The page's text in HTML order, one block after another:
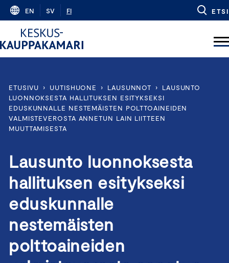
Skip
content
EN SV FI ETSI
ETUSIVU › UUTISHUONE › LAUSUNNOT ›
LAUSUNTO
LUONNOKSESTA HALLITUKSEN ESITYKSEKSI
EDUSKUNNALLE NESTEMÄISTEN POLTTOAINEIDEN
VALMISTEVEROSTA ANNETUN LAIN LIITTEEN
MUUTTAMISESTA
Lausunto luonnoksesta
hallituksen esitykseksi
eduskunnalle
nestemäisten
polttoaineiden